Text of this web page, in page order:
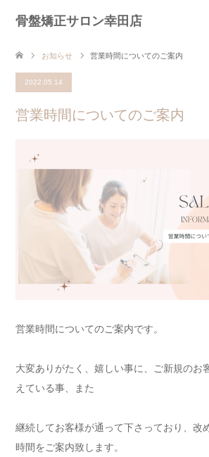
骨盤矯正サロン幸田店
お知らせ 営業時間についてのご案内
2022.05.14
営業時間についてのご案内
営業時間についてのご案内です。
大変ありがたく、嬉しい事に、ご新規のお
えている事、また
継続してお客様が通って下さっており、改
時間をご案内致します。